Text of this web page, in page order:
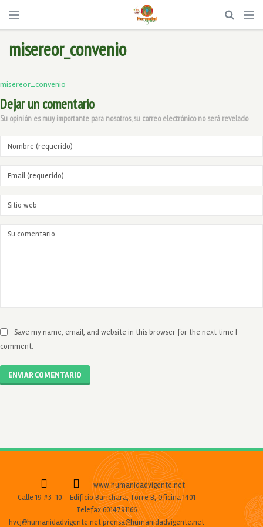
misereor_convenio
misereor_convenio
Dejar un comentario
Su opinión es muy importante para nosotros, su correo electrónico no será revelado
Save my name, email, and website in this browser for the next time I
comment.
ENVIAR COMENTARIO
www.humanidadvigente.net
Calle 19 #3-10 - Edificio Barichara, Torre B, Oficina 1401
Telefax 6014791166
hvcj@humanidadvigente.net prensa@humanidadvigente.net